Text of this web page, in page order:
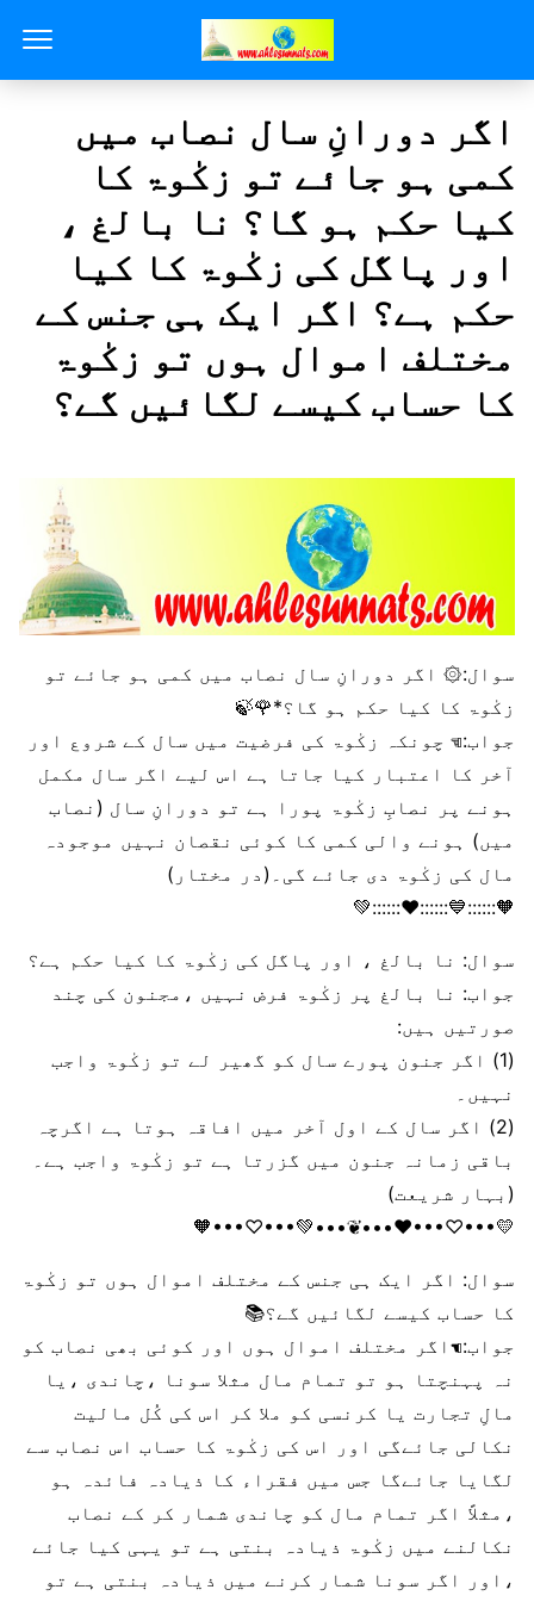
اگر دورانِ سال نصاب میں
کمی ہو جائے تو زکٰوۃ کا
کیا حکم ہو گا؟ نا بالغ ،
اور پاگل کی زکٰوۃ کا کیا
حکم ہے؟ اگر ایک ہی جنس کے
مختلف اموال ہوں تو زکٰوۃ
کا حساب کیسے لگائیں گے؟
سوال:۞ اگر دورانِ سال نصاب میں کمی ہو جائے تو
زکٰوۃ کا کیا حکم ہو گا؟*🌹🍃
جواب:☜︎︎︎ چونکہ زکٰوۃ کی فرضیت میں سال کے شروع اور
آخر کا اعتبار کیا جاتا ہے اس لیے اگر سال مکمل
ہونے پر نصابِ زکٰوۃ پورا ہے تو دورانِ سال (نصاب
میں) ہونے والی کمی کا کوئی نقصان نہیں موجودہ
مال کی زکٰوۃ دی جائے گی۔(در مختار)
🧡::::::💙::::::❤️::::::💚
سوال: نا بالغ ، اور پاگل کی زکٰوۃ کا کیا حکم ہے؟
جواب: نا بالغ پر زکٰوۃ فرض نہیں ،مجنون کی چند
صورتیں ہیں:
(1) اگر جنون پورے سال کو گھیر لے تو زکٰوۃ واجب
نہیں۔
(2) اگر سال کے اول آخر میں افاقہ ہوتا ہے اگرچہ
باقی زمانہ جنون میں گزرتا ہے تو زکٰوۃ واجب ہے۔
(بہار شریعت)
💛•••♡︎•••❤️•••❦︎•••💚•••♡︎•••🧡
سوال: اگر ایک ہی جنس کے مختلف اموال ہوں تو زکٰوۃ
کا حساب کیسے لگائیں گے؟📚
جواب:☚اگر مختلف اموال ہوں اور کوئی بھی نصاب کو
نہ پہنچتا ہو تو تمام مال مثلا سونا ،چاندی ،یا
مالِ تجارت یا کرنسی کو ملا کر اس کی کُل مالیت
نکالی جائےگی اور اس کی زکٰوۃ کا حساب اس نصاب سے
لگایا جائےگا جس میں فقراء کا ذیادہ فائدہ ہو
،مثلاً اگر تمام مال کو چاندی شمار کر کے نصاب
نکالنے میں زکٰوۃ ذیادہ بنتی ہے تو یہی کیا جائے
،اور اگر سونا شمار کرنے میں ذیادہ بنتی ہے تو